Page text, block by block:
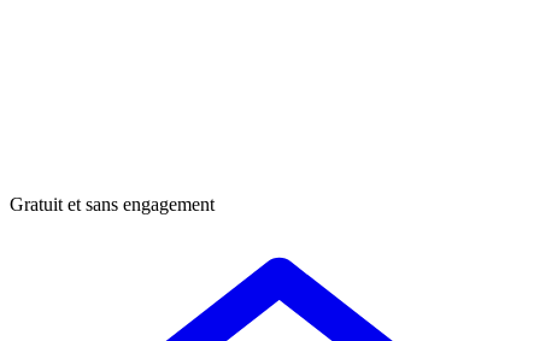
Gratuit et sans engagement